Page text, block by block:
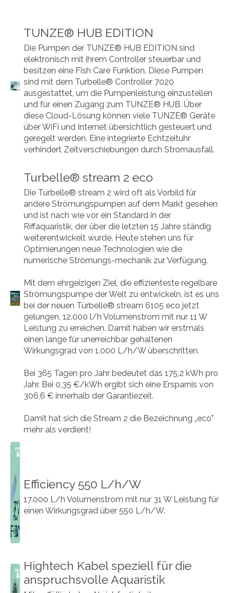
TUNZE® HUB EDITION
Die Pumpen der TUNZE® HUB EDITION sind
elektronisch mit ihrem Controller steuerbar und
besitzen eine Fish Care Funktion. Diese Pumpen
sind mit dem Turbelle® Controller 7020
ausgestattet, um die Pumpenleistung einzustellen
und für einen Zugang zum TUNZE® HUB. Über
diese Cloud-Lösung können viele TUNZE® Geräte
über WiFi und Internet übersichtlich gesteuert und
geregelt werden. Eine integrierte Echtzeituhr
verhindert Zeitverschiebungen durch Stromausfall.
Turbelle® stream 2 eco
Die Turbelle® stream 2 wird oft als Vorbild für
andere Strömungspumpen auf dem Markt gesehen
und ist nach wie vor ein Standard in der
Riffaquaristik, der über die letzten 15 Jahre ständig
weiterentwickelt wurde. Heute stehen uns für
Optimierungen neue Technologien wie die
numerische Strömungs-mechanik zur Verfügung.
Mit dem ehrgeizigen Ziel, die effizienteste regelbare
Strömungspumpe der Welt zu entwickeln, ist es uns
bei der neuen Turbelle® stream 6105 eco jetzt
gelungen, 12.000 l/h Volumenstrom mit nur 11 W
Leistung zu erreichen. Damit haben wir erstmals
einen lange für unerreichbar gehaltenen
Wirkungsgrad von 1.000 L/h/W überschritten.
Bei 365 Tagen pro Jahr bedeutet das 175,2 kWh pro
Jahr. Bei 0,35 €/kWh ergibt sich eine Ersparnis von
306,6 € innerhalb der Garantiezeit.
Damit hat sich die Stream 2 die Bezeichnung „eco"
mehr als verdient!
Efficiency 550 L/h/W
17.000 L/h Volumenstrom mit nur 31 W Leistung für
einen Wirkungsgrad über 550 L/h/W.
Hightech Kabel speziell für die
anspruchsvolle Aquaristik